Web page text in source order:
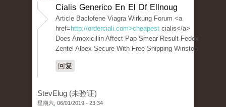
Cialis Generico En El Df Ellnoug
Article Baclofene Viagra Wirkung Forum <a
href= http://orderciali.com>cheapest cialis</a>
Does Amoxicillin Affect Pap Smear Result Fedex
Zentel Albex Secure With Free Shipping Winston
回复
StevElug (未验证)
星期六, 06/01/2019 - 23:34